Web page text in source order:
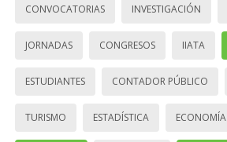
CONVOCATORIAS INVESTIGACIÓN
JORNADAS CONGRESOS IIATA
ESTUDIANTES CONTADOR PÚBLICO
TURISMO ESTADÍSTICA ECONOMÍA